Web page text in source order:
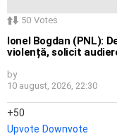
50 Votes
Ionel Bogdan (PNL):
violență, solicit
by
10 august, 2026, 22:30
50
Upvote Downvote